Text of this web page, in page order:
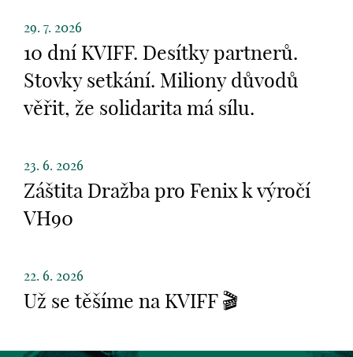
29. 7. 2026
10 dní KVIFF. Desítky partnerů.
Stovky setkání. Miliony důvodů
věřit, že solidarita má sílu.
23. 6. 2026
Záštita Dražba pro Fenix k výročí
VH90
22. 6. 2026
Už se těšíme na KVIFF 🎬